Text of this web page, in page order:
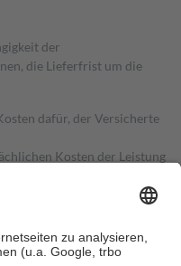
der
die Lieferfrist um die
dafür, der Versicherte
Kosten der Leistung